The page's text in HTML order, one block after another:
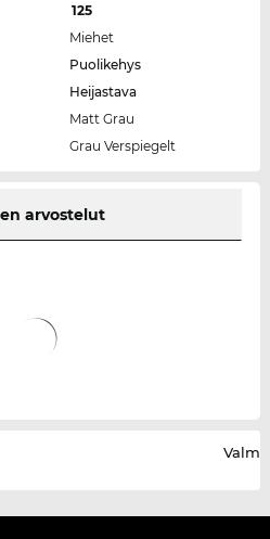
125
Miehet
Puolikehys
Heijastava
Matt Grau
Grau Verspiegelt
arvostelut